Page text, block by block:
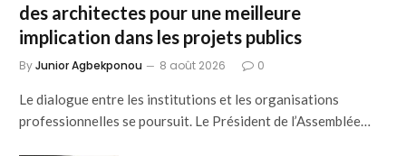
des architectes pour une meilleure
implication dans les projets publics
ByJunior Agbekponou 8 août 2026 0
Le dialogue entre les institutions et les organisations
professionnelles se poursuit. Le Président de l’Assemblée…